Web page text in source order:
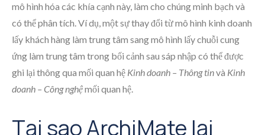
mô hình hóa các khía cạnh này, làm cho chúng minh bạch và
có thể phân tích. Ví dụ, một sự thay đổi từ mô hình kinh doanh
lấy khách hàng làm trung tâm sang mô hình lấy chuỗi cung
ứng làm trung tâm trong bối cảnh sau sáp nhập có thể được
ghi lại thông qua mối quan hệ Kinh doanh – Thông tinvà Kinh
doanh – Công nghệmối quan hệ.
Tại sao ArchiMate lại